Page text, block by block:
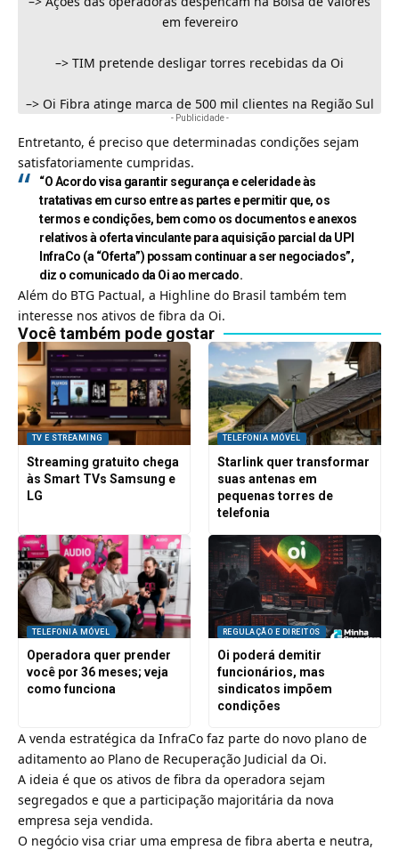
em fevereiro
–> TIM pretende desligar torres recebidas da Oi
–> Oi Fibra atinge marca de 500 mil clientes na Região Sul
- Publicidade -
Entretanto, é preciso que determinadas condições sejam
satisfatoriamente cumpridas.
“O Acordo visa garantir segurança e celeridade às
tratativas em curso entre as partes e permitir que, os
termos e condições, bem como os documentos e anexos
relativos à oferta vinculante para aquisição parcial da UPI
InfraCo (a “Oferta”) possam continuar a ser negociados”,
diz o comunicado da Oi ao mercado.
Além do BTG Pactual, a Highline do Brasil também tem
interesse nos ativos de fibra da Oi.
Você também pode gostar
TV E STREAMING
Streaming gratuito chega
às Smart TVs Samsung e
LG
TELEFONIA MÓVEL
Starlink quer transformar
suas antenas em
pequenas torres de
telefonia
TELEFONIA MÓVEL
Operadora quer prender
você por 36 meses; veja
como funciona
REGULAÇÃO E DIREITOS
Oi poderá demitir
funcionários, mas
sindicatos impõem
condições
A venda estratégica da InfraCo faz parte do novo plano de
aditamento ao Plano de Recuperação Judicial da Oi.
A ideia é que os ativos de fibra da operadora sejam
segregados e que a participação majoritária da nova
empresa seja vendida.
O negócio visa criar uma empresa de fibra aberta e neutra,